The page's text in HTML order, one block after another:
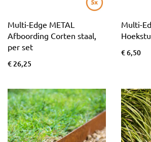
Multi-Edge METAL
Afboording Corten staal,
per set
€ 26,25
Multi-
€ 6,50